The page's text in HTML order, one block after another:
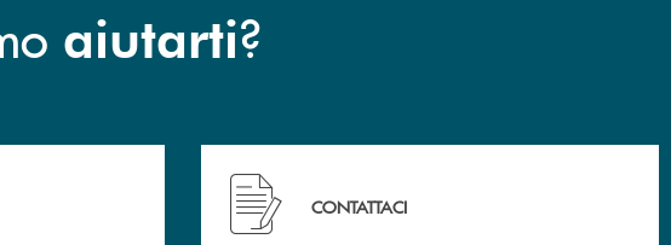
aiutarti?
delle&nbsp; filiali&nbsp; di Banca Monte Pruno
Hai bisogno di assistenza immediata? Contattaci!
CONTATTACI